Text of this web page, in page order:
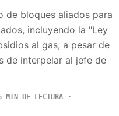
de bloques aliados para
incluyendo la "Ley
al gas, a pesar de
de interpelar al jefe de
MIN DE LECTURA